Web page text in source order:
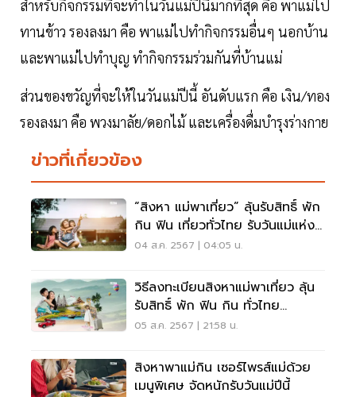
สำหรับกิจกรรมที่จะทำในวันแม่ปีนี้มากที่สุด คือ พาแม่ไป
ทานข้าว รองลงมา คือ พาแม่ไปทำกิจกรรมอื่นๆ นอกบ้าน
และพาแม่ไปทำบุญ ทำกิจกรรมร่วมกันที่บ้านแม่
ส่วนของขวัญที่จะให้ในวันแม่ปีนี้ อันดับแรก คือ เงิน/ทอง
รองลงมา คือ พวงมาลัย/ดอกไม้ และเครื่องดื่มบำรุงร่างกาย
ข่าวที่เกี่ยวข้อง
“สิงหา แม่พาเที่ยว” ลุ้นรับสิทธิ์ พัก
กิน ฟิน เที่ยวทั่วไทย รับวันแม่แห่ง
ชาติ
04 ส.ค. 2567 | 04:05 น.
วิธีลงทะเบียนสิงหาแม่พาเที่ยว ลุ้น
รับสิทธิ์ พัก ฟิน กิน ทั่วไทย
10,000 สิทธิ์
05 ส.ค. 2567 | 21:58 น.
สิงหาพาแม่กิน เซอร์ไพรส์แม่ด้วย
เมนูพิเศษ จัดหนักรับวันแม่ปีนี้